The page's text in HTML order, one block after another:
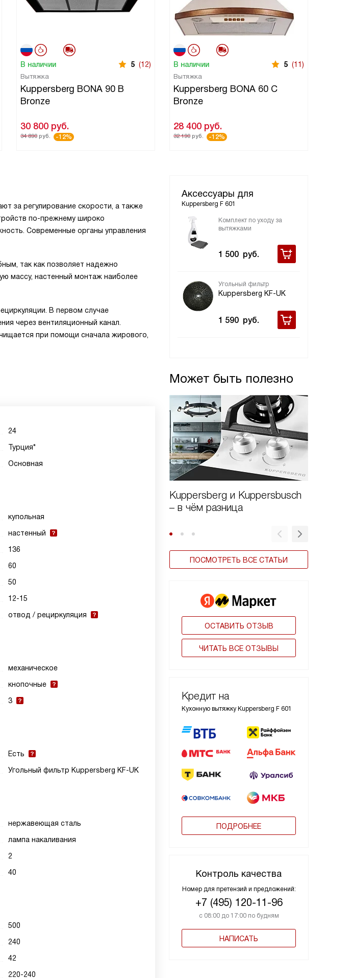
В наличии 5 (12)
Вытяжка
Kuppersberg BONA 90 B
Bronze
30 800 руб.
34 890 руб. -12%
В наличии 5 (11)
Вытяжка
Kuppersberg BONA 60 C
Bronze
28 400 руб.
32 190 руб. -12%
Аксессуары для
Kuppersberg F 601
Комплект по уходу за
вытяжками
1 500 руб.
Угольный фильтр
Kuppersberg KF-UK
1 590 руб.
Может быть полезно
Kuppersberg и Kuppersbusch
– в чём разница
ПОСМОТРЕТЬ ВСЕ СТАТЬИ
ОСТАВИТЬ ОТЗЫВ
ЧИТАТЬ ВСЕ ОТЗЫВЫ
Кредит на
Кухонную вытяжку Kuppersberg F 601
ПОДРОБНЕЕ
Контроль качества
Номер для претензий и предложений:
+7 (495) 120-11-96
с 08:00 до 17:00 по будням
НАПИСАТЬ
за регулирование скорости, а также
по-прежнему широко
Современные органы управления
так как позволяет надежно
массу, настенный монтаж наиболее
В первом случае
через вентиляционный канал.
при помощи сначала жирового,
24
Турция*
Основная
купольная
настенный
136
60
50
12-15
отвод / рециркуляция
механическое
кнопочные
3
Есть
Угольный фильтр Kuppersberg KF-UK
нержавеющая сталь
лампа накаливания
2
40
500
240
42
220-240